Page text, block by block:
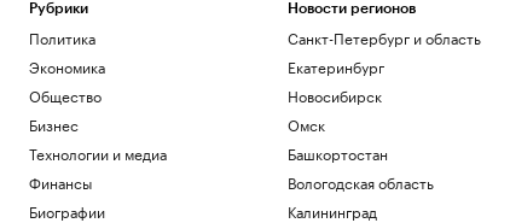
президентом
Политика
Иран предложил США «исправить
поведение» по шести пунктам
Сын Байдена признал, что его
помилование не помогло США
Политика
Зачем инвестировать в торговые
Рубрики
Политика
Экономика
Общество
Бизнес
Технологии и медиа
Финансы
Биографии
Новости регионов
Санкт-Петербург и область
Екатеринбург
Новосибирск
Омск
Башкортостан
Вологодская область
Калининград